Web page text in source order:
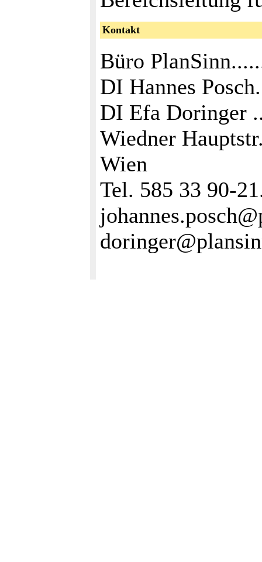
Kontakt
Büro
DI Hannes
DI Efa Doringer
Wiedner
Wien
Tel. 585 33 90-